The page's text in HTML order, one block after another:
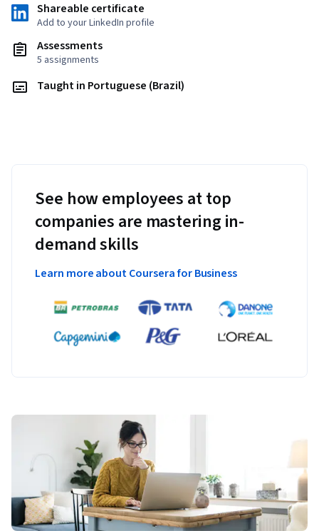
Shareable certificate
Add to your LinkedIn profile
Assessments
5 assignments
Taught in Portuguese (Brazil)
See how employees at top
companies are mastering in-
demand skills
Learn more about Coursera for Business